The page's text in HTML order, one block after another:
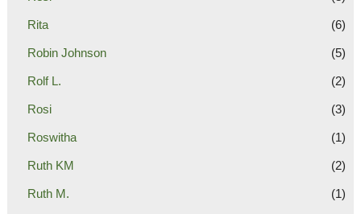
Rita (6)
Robin Johnson (5)
Rolf L. (2)
Rosi (3)
Roswitha (1)
Ruth KM (2)
Ruth M. (1)